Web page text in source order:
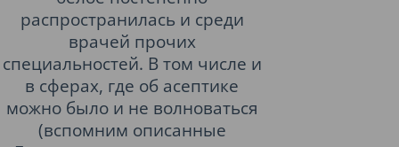
распространилась и среди
врачей прочих
специальностей. В том числе и
в сферах, где об асептике
можно было и не волноваться
(вспомним описанные